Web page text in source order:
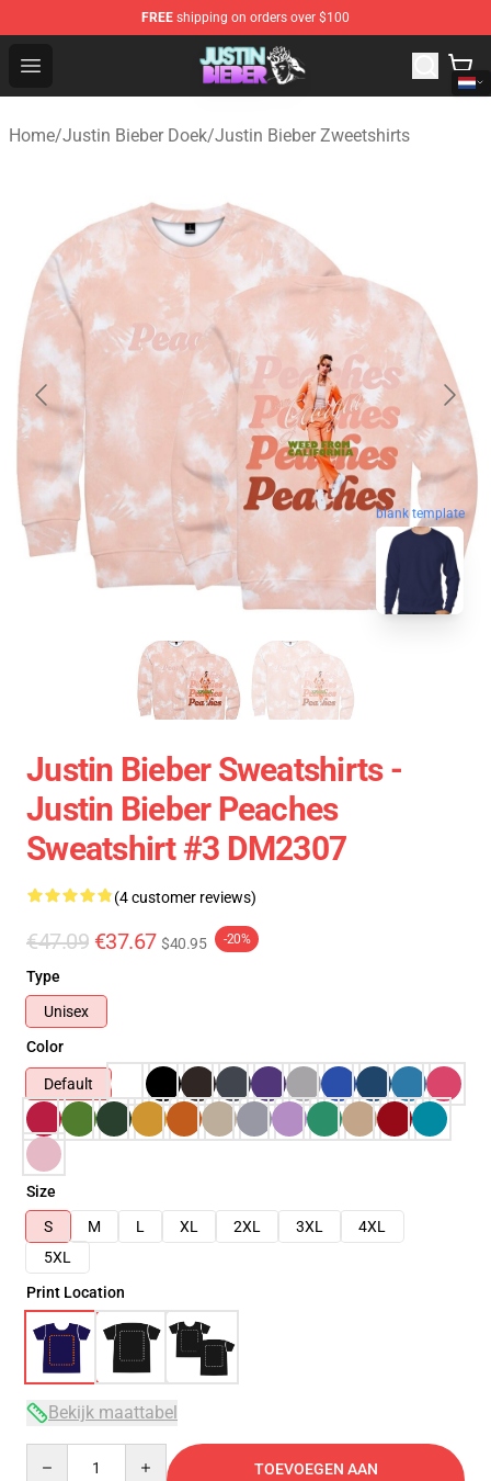
FREE shipping on orders over $100
Open menu
Justin Bieber Store - Official Justin Bieber Merchandise
Home/Justin Bieber Doek/Justin Bieber Zweetshirts
blank template
Justin Bieber Sweatshirts -
Justin Bieber Peaches
Sweatshirt #3 DM2307
(4 customer reviews)
€47.09 €37.67 $40.95 -20%
Type
Unisex
Color
Default
Size
S
M L XL 2XL 3XL
4XL
5XL
Print Location
Bekijk maattabel
TOEVOEGEN AAN